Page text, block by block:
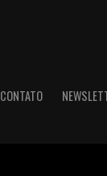
CONTATO